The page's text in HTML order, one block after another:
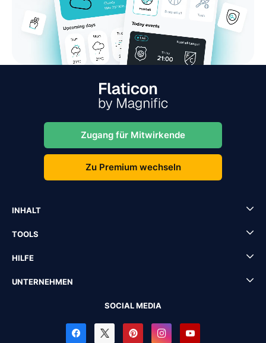
Zugang für Mitwirkende
Zu Premium wechseln
INHALT
TOOLS
HILFE
UNTERNEHMEN
SOCIAL MEDIA